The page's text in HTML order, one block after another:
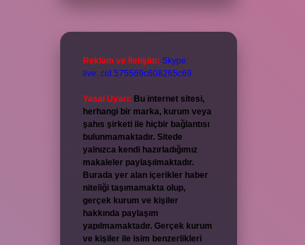
Reklam ve İletişim: Skype:
live:.cid.575569c608265c69
Yasal Uyarı: Bu internet sitesi,
herhangi bir marka, kurum veya
şahıs şirketi ile hiçbir bağlantısı
bulunmamaktadır. Sitede
yalnızca kendi hazırladığımız
makaleler paylaşılmaktadır.
Burada yer alan içerikler haber
niteliği taşımamakta olup,
gerçek kurum ve kişiler
hakkında paylaşım
yapılmamaktadır. Gerçek kurum
ve kişiler ile isim benzerlikleri